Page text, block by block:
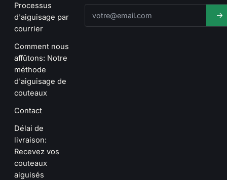
Processus
d'aiguisage par
courrier
Comment nous
affûtons: Notre
méthode
d'aiguisage de
couteaux
Contact
Délai de
livraison:
Recevez vos
couteaux
aiguisés